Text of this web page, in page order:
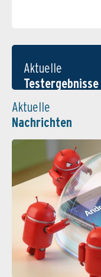
Aktuelle
Testergebnisse
Aktuelle
Nachrichten